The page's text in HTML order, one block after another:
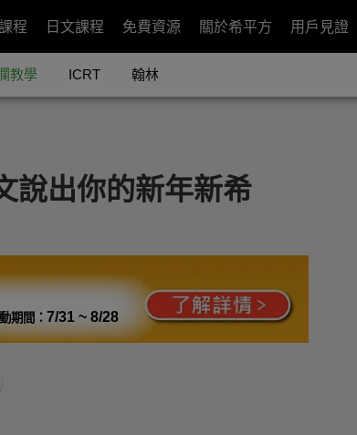
程 日文課程 免費資源 關於希平方 用戶見證
教學 ICRT 翰林
說出你的新年新希
期間： 7/31 ~ 8/28